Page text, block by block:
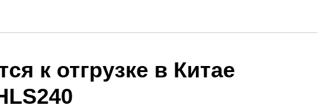
к отгрузке в Китае